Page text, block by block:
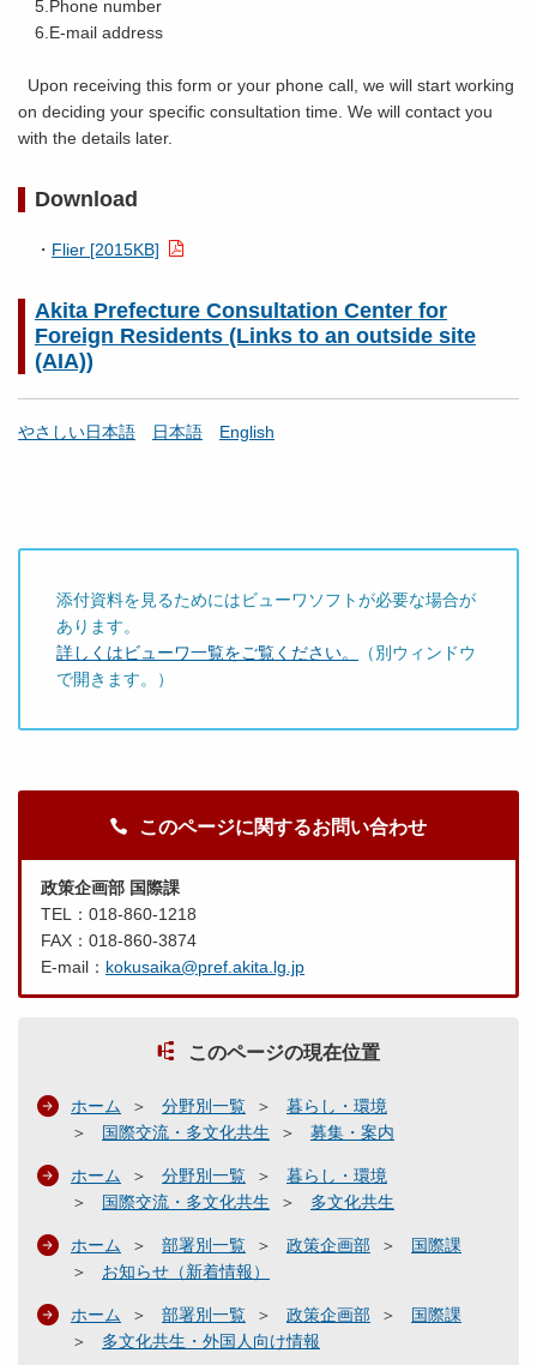
5.Phone number
6.E-mail address
Upon receiving this form or your phone call, we will start working
on deciding your specific consultation time. We will contact you
with the details later.
Download
・ Flier [2015KB]
Akita Prefecture Consultation Center for
Foreign Residents (Links to an outside site
(AIA))
やさしい日本語 日本語 English
添付資料を見るためにはビューワソフトが必要な場合が
あります。
詳しくはビューワ一覧をご覧ください。
（別ウィンドウ
で開きます。）
このページに関するお問い合わせ
政策企画部 国際課
TEL：018-860-1218
FAX：018-860-3874
E-mail： kokusaika@pref.akita.lg.jp
このページの現在位置
ホーム 分野別一覧
暮らし・環境
国際交流・多文化共生
募集・案内
ホーム 分野別一覧
暮らし・環境
国際交流・多文化共生
多文化共生
ホーム 部署別一覧 政策企画部
国際課
お知らせ（新着情報）
ホーム 部署別一覧 政策企画部
国際課
多文化共生・外国人向け情報